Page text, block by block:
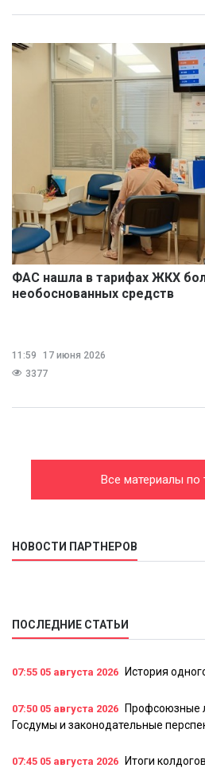
ФАС нашла в тарифах ЖКХ
необоснованных средств
11:59
17 июня 2026
3377
Все материалы по
НОВОСТИ ПАРТНЕРОВ
ПОСЛЕДНИЕ СТАТЬИ
07:55 05 августа 2026 История
07:50 05 августа 2026
Профсоюзные
Госдумы и законодательные
07:45 05 августа 2026 Итоги